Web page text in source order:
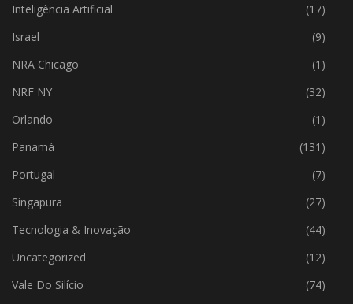
Inteligência Artificial
(17)
Israel
(9)
NRA Chicago
(1)
NRF NY
(32)
Orlando
(1)
Panamá
(131)
Portugal
(7)
Singapura
(27)
Tecnologia & Inovação
(44)
Uncategorized
(12)
Vale Do Silício
(74)